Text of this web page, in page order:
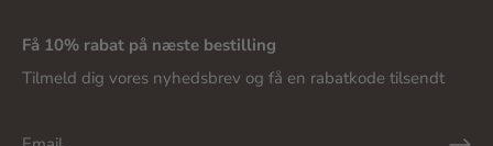
Få 10% rabat på næste bestilling
Tilmeld dig vores nyhedsbrev og få en rabatkode tilsendt